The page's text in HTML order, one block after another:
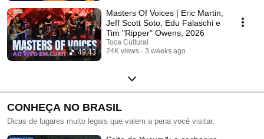
49:43
Masters Of Voices | Eric Martin,
Jeff Scott Soto, Edu Falaschi e
Tim "Ripper" Owens, 2026
Toca Cultural
24K views
3 weeks ago
CONHEÇA NO BRASIL
Dicas de lugares muito legais que valem a pena você visitar.